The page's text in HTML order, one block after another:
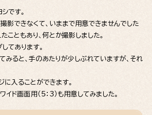
です。
影できなくて、いままで用意できませんでした
こともあり、何とか撮影しました。
てあります。
みると、手のあたりが少しぶれていますが、それ
に入ることができます。
ド画面用（5：3）も用意してみました。